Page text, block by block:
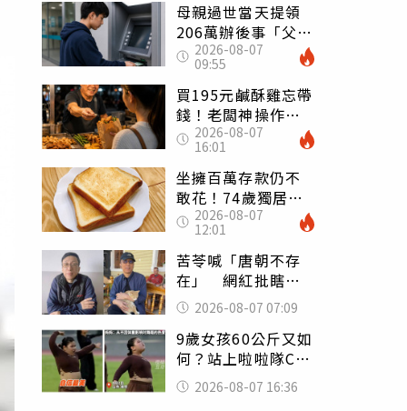
母親過世當天提領
206萬辦後事「父子
遭判刑」 律師：
搶錢先下手是罪
2026-08-07
09:55
買195元鹹酥雞忘帶
錢！老闆神操作
「倒找5元」 全網
看哭：這就是台灣
2026-08-07
16:01
坐擁百萬存款仍不
敢花！74歲獨居翁
「1餐只吃1片吐
司」 半年後暴瘦
嚇壞女兒
2026-08-07
12:01
苦苓喊「唐朝不存
在」 網紅批瞎編
歷史：李白、杜甫
用鮮卑文寫詩？
2026-08-07 07:09
9歲女孩60公斤又如
何？站上啦啦隊C位
驚艷全場 千萬網
友被圈粉
2026-08-07 16:36